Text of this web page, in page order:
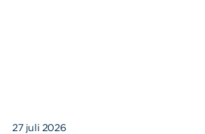
27 juli 2026